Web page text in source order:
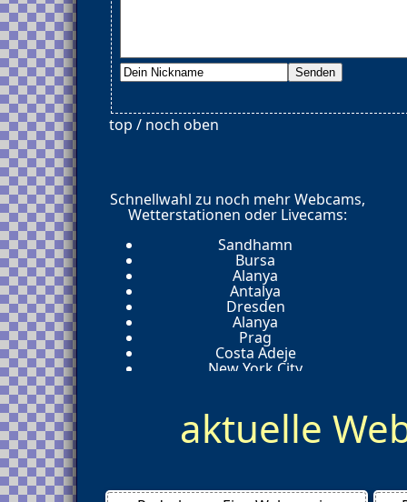
top / noch oben
Schnellwahl zu noch mehr Webcams,
Wetterstationen oder Livecams:
Sandhamn
Bursa
Alanya
Antalya
Dresden
Alanya
Prag
Costa Adeje
New York City
Bergisch Gladbach
Braunschweig
Prerow
Hetzendorf
aktuelle